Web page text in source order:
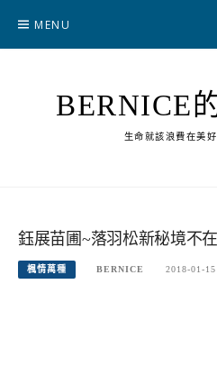
content
MENU
BERNICE
生命就該浪費在美
鈺展苗圃~落羽松新秘境不
楓情萬種 BERNICE 2018-01-15